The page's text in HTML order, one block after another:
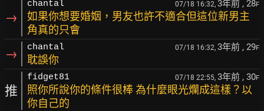
→
chantal 07/18 16:32, 3年前 , 28F
如果你想要婚姻，男友也許不適合但這位新男主
角真的只會
→ chantal 07/18 16:32, 3年前 , 29F
耽誤你
推
fidget81 07/18 22:55, 3年前 , 30F
照你所說你的條件很棒 為什麼眼光爛成這樣？以
你自己的